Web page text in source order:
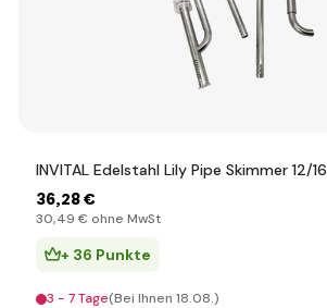
INVITAL Edelstahl Lily Pipe Skimmer 12/16
36,28 €
30,49 € ohne MwSt
+ 36 Punkte
3 - 7 Tage(Bei Ihnen 18.08.)